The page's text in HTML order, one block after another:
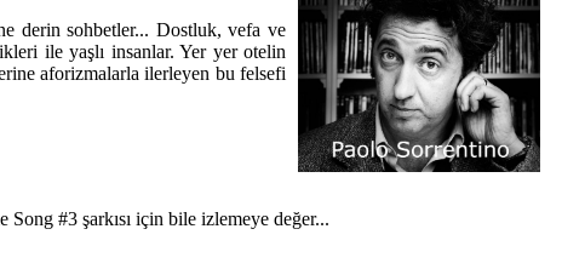
derin sohbetler... Dostluk, vefa ve
ile yaşlı insanlar. Yer yer otelin
aforizmalarla ilerleyen bu felsefi
#3 şarkısı için bile izlemeye değer...